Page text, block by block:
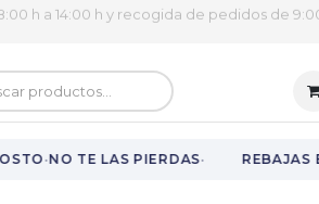
h a 14:00 h y recogida de pedidos de
·NO TE LAS PIERDAS· REBAJAS